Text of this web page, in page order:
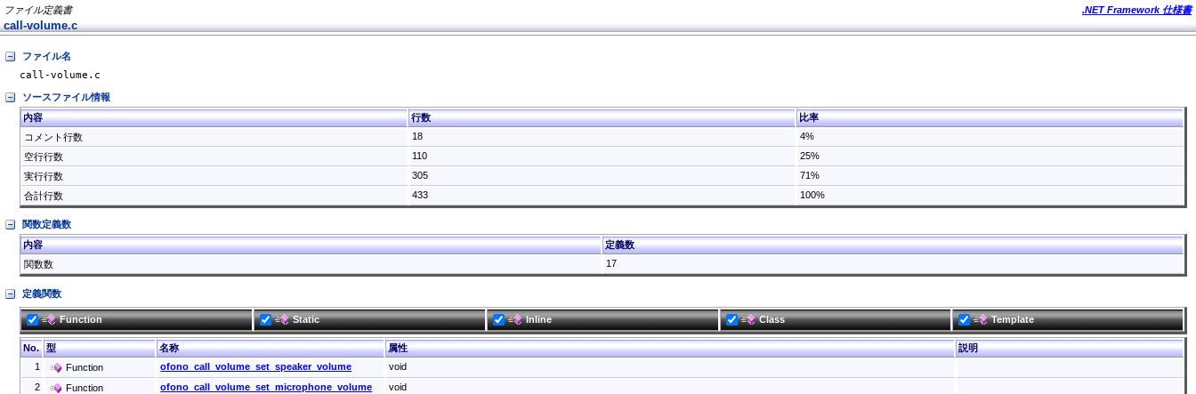
ファイル定義書 .NET Framework 仕様書
call-volume.c
ファイル名
call-volume.c
ソースファイル情報
内容
行数
比率
コメント行数
18
4%
空行行数
110
25%
実行行数
305
71%
合計行数
433 100%
関数定義数
内容
定義数
関数数
17
定義関数
Function Static Inline Class Template
No. 型 名称 属性
説明
1
Function ofono_call_volume_set_speaker_volume
void
2
Function ofono_call_volume_set_microphone_volume
void